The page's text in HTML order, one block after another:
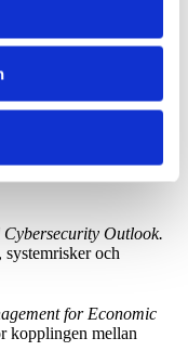
och medlemsstaters
2022/2555 – NIS2
åtgärder.)
Outlook.
och
for Economic
kopplingen mellan